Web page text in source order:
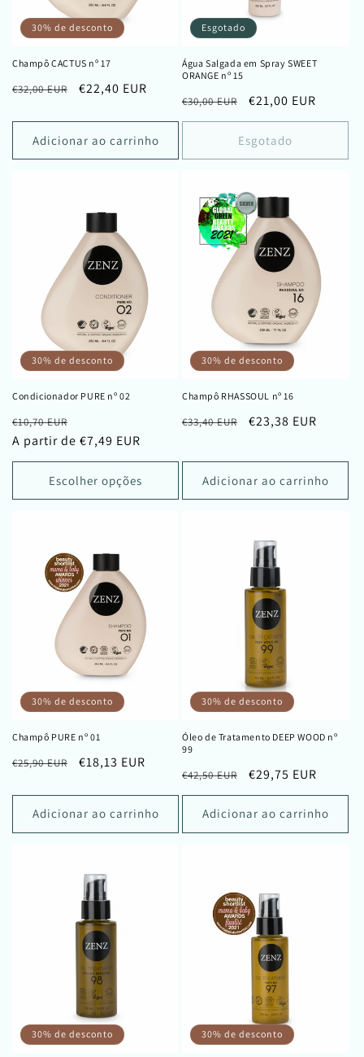
30% de desconto
Champô CACTUS nº 17
Preço
€32,00 EUR
Preço
saldo
€22,40 EUR
Adicionar ao carrinho
Esgotado
Água Salgada em Spray SWEET
ORANGE nº 15
Preço
normal
€30,00 EUR
Preço
de
saldo
€21,00 EUR
Esgotado
30% de desconto
Condicionador PURE nº 02
Preço
normal
€10,70 EUR
de
saldo
A partir de €7,49 EUR
Escolher opções
30% de desconto
Champô RHASSOUL nº 16
Preço
€33,40 EUR
Preço
saldo
€23,38 EUR
Adicionar ao carrinho
30% de desconto
Champô PURE nº 01
Preço
€25,90 EUR
Preço
saldo
€18,13 EUR
Adicionar ao carrinho
30% de desconto
Óleo de Tratamento DEEP WOOD nº
99
Preço
normal
€42,50 EUR
Preço
de
saldo
€29,75 EUR
Adicionar ao carrinho
30% de desconto 30% de desconto